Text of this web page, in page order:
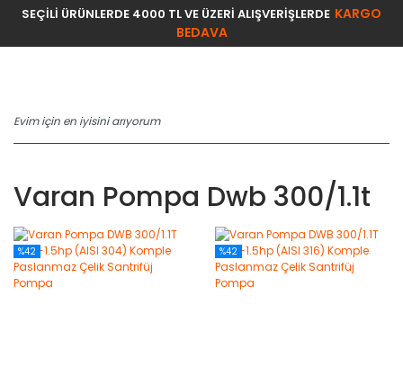
SEÇİLİ ÜRÜNLERDE 4000 TL VE ÜZERİ ALIŞVERİŞLERDE KARGO
BEDAVA
Varan Pompa Dwb 300/1.1t
%42 %42